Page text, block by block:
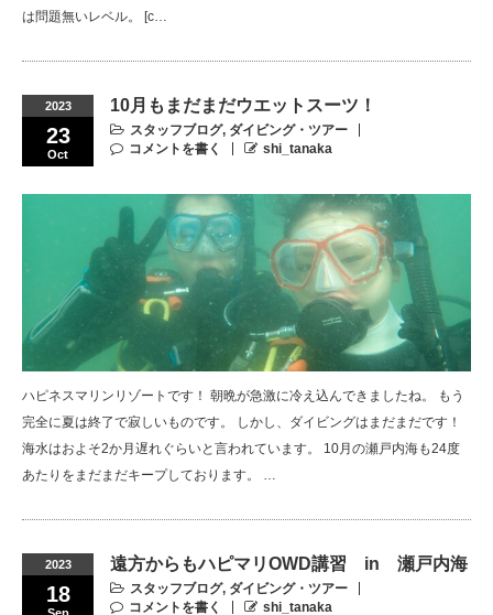
は問題無いレベル。 [c…
2023
23
Oct
10月もまだまだウエットスーツ！
スタッフブログ, ダイビング・ツアー
コメントを書く
shi_tanaka
ハピネスマリンリゾートです！ 朝晩が急激に冷え込んできましたね。 もう
完全に夏は終了で寂しいものです。 しかし、ダイビングはまだまだです！
海水はおよそ2か月遅れぐらいと言われています。 10月の瀬戸内海も24度
あたりをまだまだキープしております。 …
2023
18
遠方からもハピマリOWD講習 in 瀬戸内海
スタッフブログ, ダイビング・ツアー
コメントを書く
shi_tanaka